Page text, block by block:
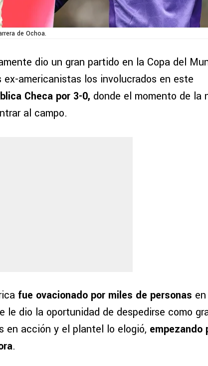
de Ochoa.
dio un gran partido en la Copa del
americanistas los involucrados en este
Checa por 3-0, donde el momento de la
al campo.
fue ovacionado por miles de personas
le dio la oportunidad de despedirse como
en acción y el plantel lo elogió, empezando
.